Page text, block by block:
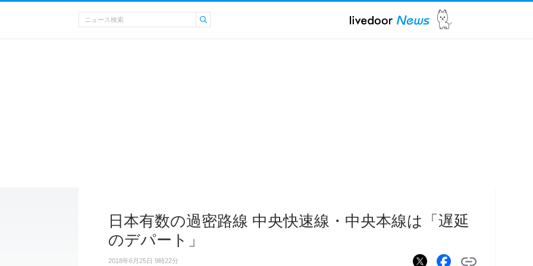
日本有数の過密路線 中央快速線・中央本線は「遅延
のデパート」
2018年6月25日 9時22分